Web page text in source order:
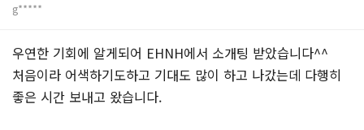
g*****
본문
우연한 기회에 알게되어 EHNH에서 소개팅 받았습니다^^
처음이라 어색하기도하고 기대도 많이 하고 나갔는데 다행히
좋은 시간 보내고 왔습니다.